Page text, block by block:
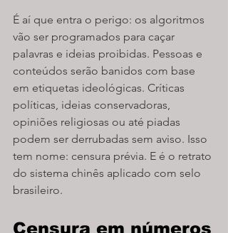
É aí que entra o perigo: os algoritmos
vão ser programados para caçar
palavras e ideias proibidas. Pessoas e
conteúdos serão banidos com base
em etiquetas ideológicas. Críticas
políticas, ideias conservadoras,
opiniões religiosas ou até piadas
podem ser derrubadas sem aviso. Isso
tem nome: censura prévia. E é o retrato
do sistema chinês aplicado com selo
brasileiro.
Censura em números